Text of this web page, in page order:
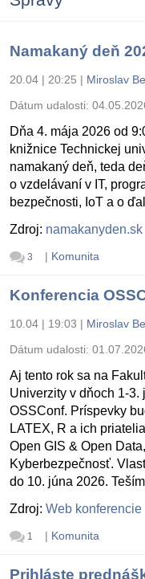
Namakaný deň
20.04 | 20:25 | Miroslav
Dátum udalosti:
Dňa 4. mája 2026 od
knižnice Technickej
namakaný deň, teda
o vzdelávaní v IT,
bezpečnosti, IoT a o
Zdroj: namakanyden.sk
3 | Komunita
Konferencia
10.04 | 19:03 | Miroslav
Dátum udalosti:
Aj tento rok sa na
Univerzity v dňoch 1-
OSSConf. Príspevky
LATEX, R a ich
Open GIS & Open
Kyberbezpečnosť.
do 10. júna 2026.
Zdroj: Web konferencie
1 | Komunita
Prihláste